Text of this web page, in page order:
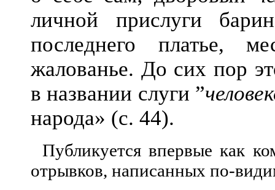
личной прислуги
последнего платье,
жалованье. До сих пор
в названии слуги ”
народа» (с. 44).
Публикуется впервые как
отрывков, написанных по-